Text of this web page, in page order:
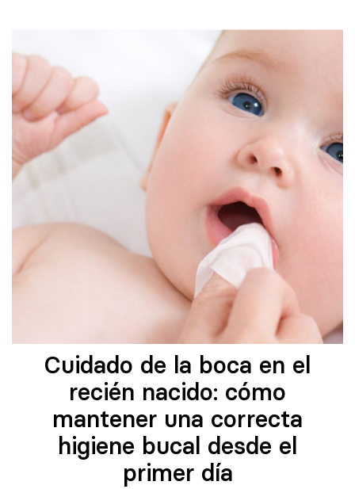
Cuidado de la boca en el
recién nacido: cómo
mantener una correcta
higiene bucal desde el
primer día